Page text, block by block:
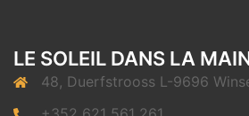
LE SOLEIL DANS LA
48, Duerfstrooss L-9696